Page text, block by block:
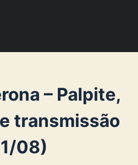
– Palpite,
transmissão
08)